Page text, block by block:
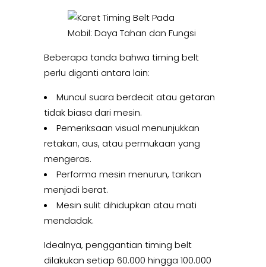
Beberapa tanda bahwa timing belt
perlu diganti antara lain:
Muncul suara berdecit atau getaran
tidak biasa dari mesin.
Pemeriksaan visual menunjukkan
retakan, aus, atau permukaan yang
mengeras.
Performa mesin menurun, tarikan
menjadi berat.
Mesin sulit dihidupkan atau mati
mendadak.
Idealnya, penggantian timing belt
dilakukan setiap 60.000 hingga 100.000